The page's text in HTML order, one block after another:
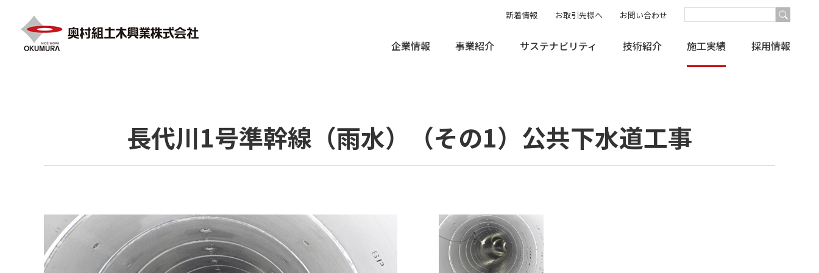
新着情報 お取引先様へ お問い合わせ
企業情報 事業紹介 サステナビリティ 技術紹介 施工実績 採用情報
HOME 長代川1号準幹線（雨水）（その1）公共下水道工事
長代川1号準幹線（雨水）（その1）公共下水道工事